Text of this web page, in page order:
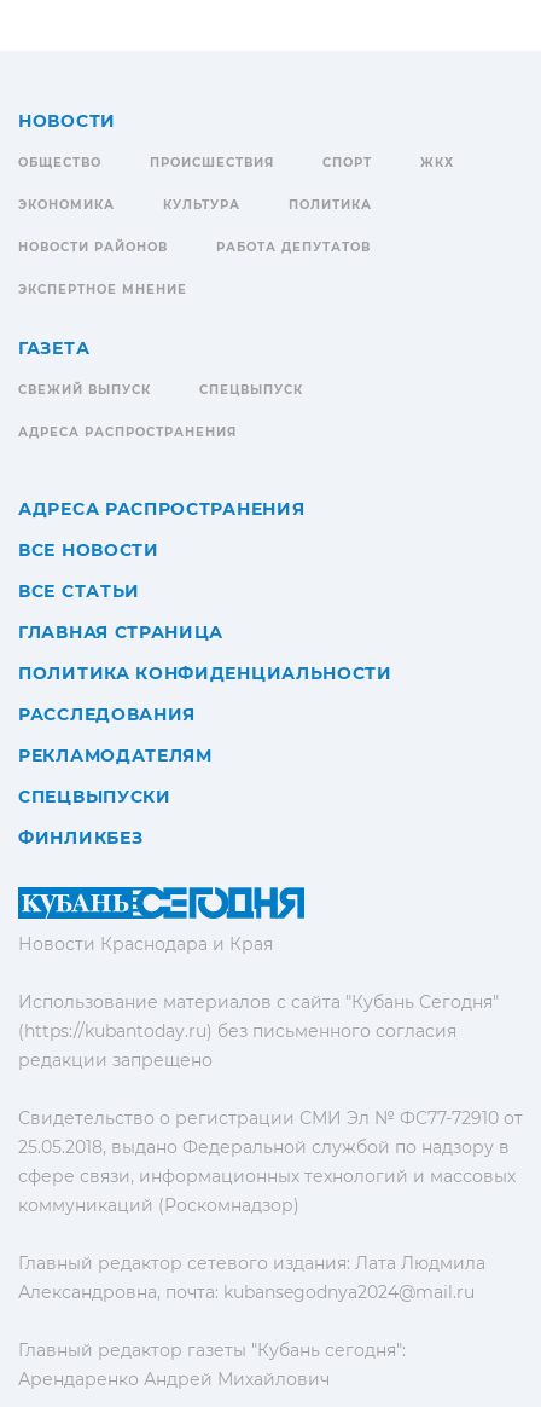
Новости Краснодара и Края
Использование материалов с сайта "Кубань Сегодня"
(https://kubantoday.ru) без письменного согласия
редакции запрещено
Свидетельство о регистрации СМИ Эл № ФС77-72910 от
25.05.2018, выдано Федеральной службой по надзору в
сфере связи, информационных технологий и массовых
коммуникаций (Роскомнадзор)
Главный редактор сетевого издания: Лата Людмила
Александровна, почта: kubansegodnya2024@mail.ru
Главный редактор газеты "Кубань сегодня":
Арендаренко Андрей Михайлович
НОВОСТИ
ОБЩЕСТВО ПРОИСШЕСТВИЯ СПОРТ ЖКХ
ЭКОНОМИКА КУЛЬТУРА ПОЛИТИКА
НОВОСТИ РАЙОНОВ РАБОТА ДЕПУТАТОВ
ЭКСПЕРТНОЕ МНЕНИЕ
ГАЗЕТА
СВЕЖИЙ ВЫПУСК СПЕЦВЫПУСК
АДРЕСА РАСПРОСТРАНЕНИЯ
АДРЕСА РАСПРОСТРАНЕНИЯ
ВСЕ НОВОСТИ
ВСЕ СТАТЬИ
ГЛАВНАЯ СТРАНИЦА
ПОЛИТИКА КОНФИДЕНЦИАЛЬНОСТИ
РАССЛЕДОВАНИЯ
РЕКЛАМОДАТЕЛЯМ
СПЕЦВЫПУСКИ
ФИНЛИКБЕЗ